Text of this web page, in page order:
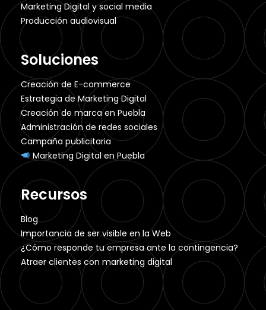
Marketing Digital y social media
Producción audiovisual
Soluciones
Creación de E-commerce
Estrategia de Marketing Digital
Creación de marca en Puebla
Administración de redes sociales
Campaña publicitaria
Marketing Digital en Puebla
Recursos
Blog
Importancia de ser visible en la Web
¿Cómo responde tu empresa ante la contingencia?
Atraer clientes con marketing digital